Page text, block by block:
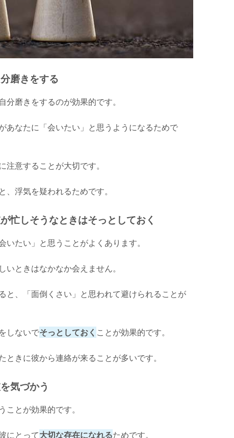
磨きをする
磨きをするのが効果的です。
あなたに「会いたい」と思うようになるためで
意することが大切です。
浮気を疑われるためです。
忙しそうなときはそっとしておく
たい」と思うことがよくあります。
ときはなかなか会えません。
と、「面倒くさい」と思われて避けられることが
しないでそっとしておく ことが効果的です。
きに彼から連絡が来ることが多いです。
気づかう
とが効果的です。
にとって大切な存在になれるためです。